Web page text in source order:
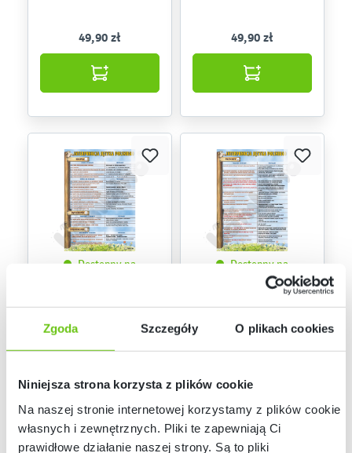
Zgoda Szczegóły O plikach cookies
Niniejsza strona korzysta z plików cookie
Na naszej stronie internetowej korzystamy z plików cookie:
własnych i zewnętrznych. Pliki te zapewniają Ci
prawidłowe działanie naszej strony. Są to pliki
49,90 zł 49,90 zł
Dostępny na
kropka, dwukropek,
wielokropek
Kod produktu: 817101
Dostępny na
zamówienie
Plansza dydaktyczna -
przecinek
Kod produktu:817100